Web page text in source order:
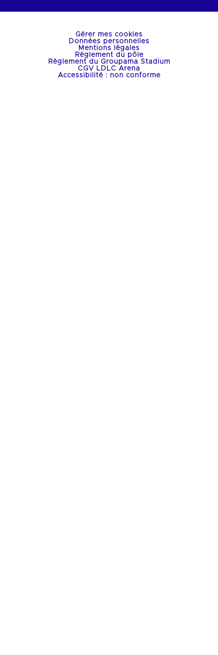
Gérer mes cookies
Données personnelles
Mentions légales
Règlement du pôle
Règlement du Groupama Stadium
CGV LDLC Arena
Accessibilité : non conforme